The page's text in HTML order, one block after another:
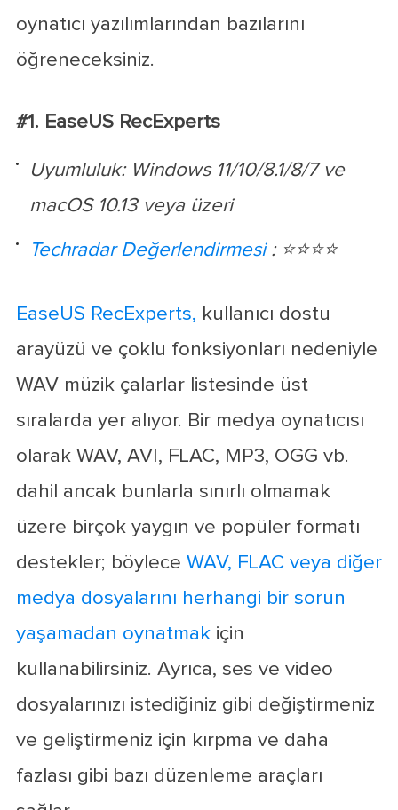
oynatıcı yazılımlarından bazılarını
öğreneceksiniz.
#1. EaseUS RecExperts
Uyumluluk: Windows 11/10/8.1/8/7 ve
macOS 10.13 veya üzeri
Techradar Değerlendirmesi: ⭐⭐⭐⭐
EaseUS RecExperts, kullanıcı dostu
arayüzü ve çoklu fonksiyonları nedeniyle
WAV müzik çalarlar listesinde üst
sıralarda yer alıyor. Bir medya oynatıcısı
olarak WAV, AVI, FLAC, MP3, OGG vb.
dahil ancak bunlarla sınırlı olmamak
üzere birçok yaygın ve popüler formatı
destekler; böylece WAV, FLAC veya diğer
medya dosyalarını herhangi bir sorun
yaşamadan oynatmakiçin
kullanabilirsiniz. Ayrıca, ses ve video
dosyalarınızı istediğiniz gibi değiştirmeniz
ve geliştirmeniz için kırpma ve daha
fazlası gibi bazı düzenleme araçları